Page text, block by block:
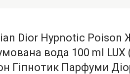
Dior Hypnotic Poison
вода 100 ml LUX
Гіпнотик Парфуми